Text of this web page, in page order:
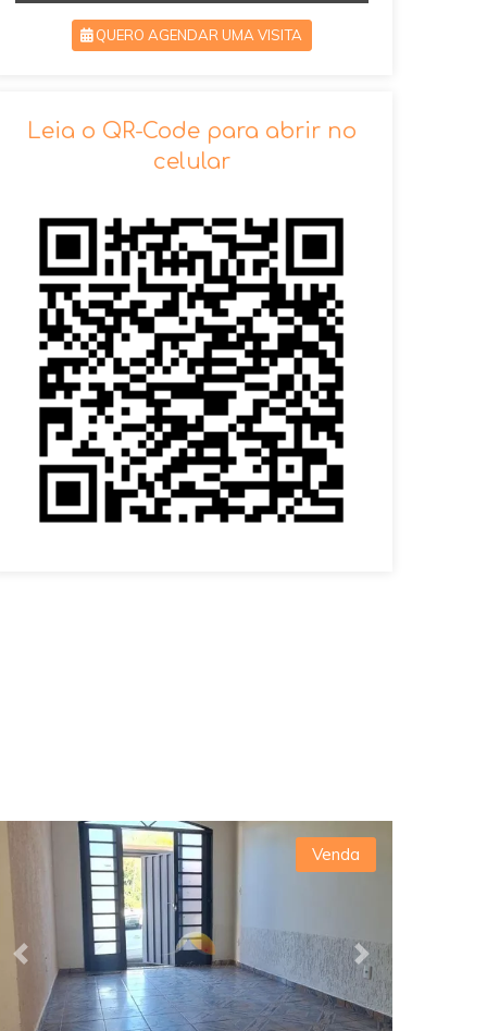
QUERO AGENDAR UMA VISITA
VOLTAR
Leia o QR-Code para abrir no
celular
Previous Next
Venda